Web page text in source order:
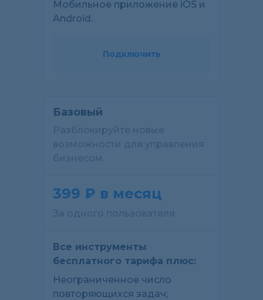
Мобильное приложение iOS и
Android.
Подключить
Базовый
Разблокируйте новые
возможности для управления
бизнесом.
399 ₽ в месяц
За одного пользователя
Все инструменты
бесплатного тарифа плюс:
Неограниченное число
повторяющихся задач;